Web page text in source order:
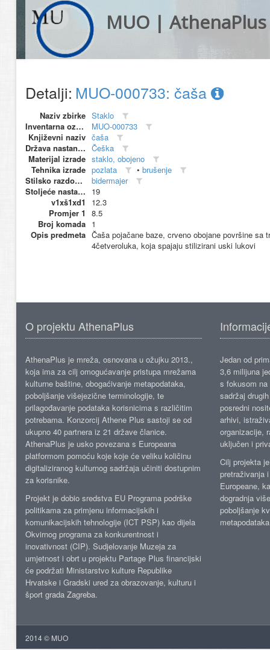
MUO | AthenaPlus
Detalji: MUO-000733: čaša
Naziv zbirke Staklo
Inventarna oznaka
MUO-000733
Književni naziv čaša
Država nastanka Češka
Materijal izrade staklo, obojeno
Tehnika izrade pozlata • brušenje
Stilsko razdoblje
bidermajer
Stoljeće nastanka
19
v1xš1xd1
12.3
Promjer 1
8.5
Broj komada 1
Opis predmeta Čaša pojačane baze, crveno obojane površine sa
4četveroluka, koja spajaju stilizirani uski lukovi
O projektu AthenaPlus
AthenaPlus je mreža, osnovana u ožujku 2013.,
koja ima za cilj omogućavanje pristupa mrežama
kulturne baštine, obogaćivanje metapodataka,
poboljšanje višejezične terminologije, te
prilagođavanje podataka korisnicima s različitim
potrebama. Konzorcij Athene Plus sastoji se od
ukupno 40 partnera iz 21 države članice.
AthenaPlus je usko povezana s Europeana
platformom pomoću koje koje će veliku količinu
digitaliziranog kulturnog sadržaja učiniti dostupnim
za korisnike.
Projekt je dobio sredstva EU Programa podrške
politikama za primjenu informacijskih i
komunikacijskih tehnologije (ICT PSP) kao dijela
Okvirnog programa za konkurentnost i
inovativnost (CIP). Sudjelovanje Muzeja za
umjetnost i obrt u projektu Partage Plus financijski
će podržati Ministarstvo kulture Republike
Hrvatske i Gradski ured za obrazovanje, kulturu i
šport grada Zagreba.
Jedan od
3,6 milijuna
s fokusom
sadržaj
posredni
arhivi,
organizacije,
uključen i
Cilj projekta
pretraživanja
Europeane,
dogradnja
poboljšanje
2014 © MUO